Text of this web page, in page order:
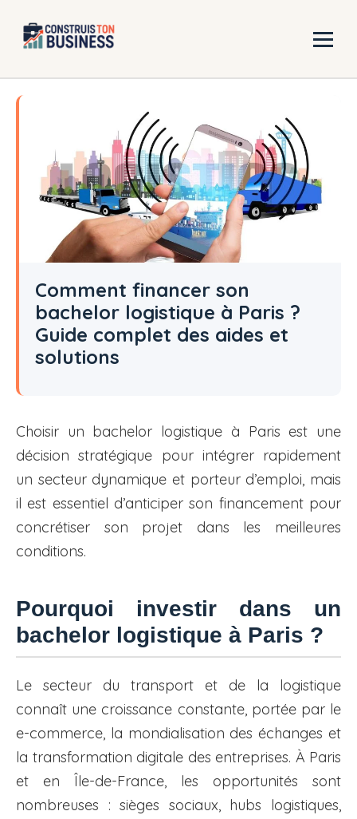
contenu
Comment financer son
bachelor logistique à Paris ?
Guide complet des aides et
solutions
Choisir un bachelor logistique à Paris est une
décision stratégique pour intégrer rapidement
un secteur dynamique et porteur d’emploi, mais
il est essentiel d’anticiper son financement pour
concrétiser son projet dans les meilleures
conditions.
Pourquoi investir dans un
bachelor logistique à Paris ?
Le secteur du transport et de la logistique
connaît une croissance constante, portée par le
e-commerce, la mondialisation des échanges et
la transformation digitale des entreprises. À Paris
et en Île-de-France, les opportunités sont
nombreuses : sièges sociaux, hubs logistiques,